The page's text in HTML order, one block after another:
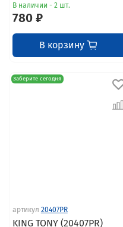
В наличии - 2 шт.
780 ₽
В корзину
Заберите сегодня
артикул 20407PR
KING TONY (20407PR)